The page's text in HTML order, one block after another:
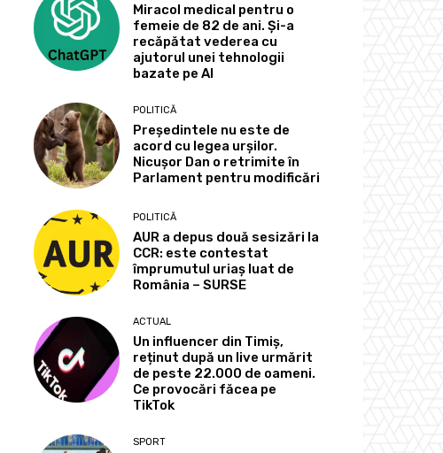
Miracol medical pentru o
femeie de 82 de ani. Și-a
recăpătat vederea cu
ajutorul unei tehnologii
bazate pe AI
POLITICĂ
Președintele nu este de
acord cu legea urșilor.
Nicușor Dan o retrimite în
Parlament pentru modificări
POLITICĂ
AUR a depus două sesizări la
CCR: este contestat
împrumutul uriaș luat de
România – SURSE
ACTUAL
Un influencer din Timiș,
reținut după un live urmărit
de peste 22.000 de oameni.
Ce provocări făcea pe
TikTok
SPORT